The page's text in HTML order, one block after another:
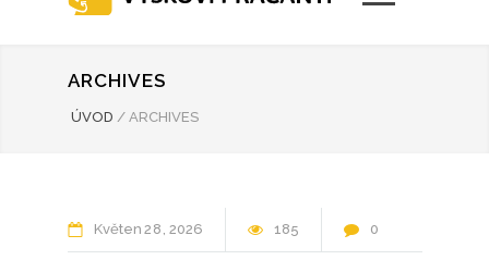
ARCHIVES
ÚVOD / ARCHIVES
Květen 28 2026 185 0